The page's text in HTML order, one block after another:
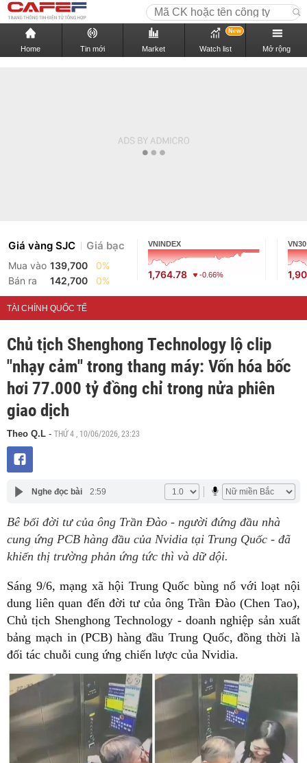
Home Tin mới Market Watch list
New
Mở rộng
Giá vàng SJC Giá bạc
Mua vào 139,700
0%
Bán ra
142,700 0%
VNINDEX
1,764.78 -0.66%
VN30
TÀI CHÍNH QUỐC TẾ
Chủ tịch Shenghong Technology lộ clip
"nhạy cảm" trong thang máy: Vốn hóa bốc
hơi 77.000 tỷ đồng chỉ trong nửa phiên
giao dịch
Theo Q.L - THỨ 4 , 10/06/2026, 23:23
Nghe đọc bài 2:59
Bê bối đời tư của ông Trần Đào - người đứng đầu nhà
cung ứng PCB hàng đầu của Nvidia tại Trung Quốc - đã
khiến thị trường phản ứng tức thì và dữ dội.
Sáng 9/6, mạng xã hội Trung Quốc bùng nổ với loạt nội
dung liên quan đến đời tư của ông Trần Đào (Chen Tao),
Chủ tịch Shenghong Technology - doanh nghiệp sản xuất
bảng mạch in (PCB) hàng đầu Trung Quốc, đồng thời là
đối tác chuỗi cung ứng chiến lược của Nvidia.